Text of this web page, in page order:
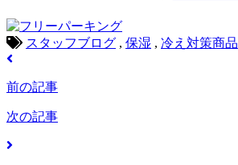
スタッフブログ , 保湿 , 冷え対策商品
前の記事
次の記事